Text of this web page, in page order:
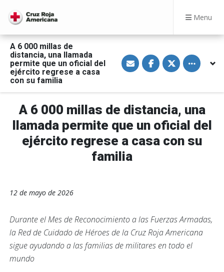
Menu
A 6 000 millas de
distancia, una llamada
permite que un oficial del
ejército regrese a casa
con su familia
S
h
a
v
a
E
a
S
h
a
o
F
a
e
o
o
S
h
a
o
T
w
t
e
r
Toggle
A 6 000 millas de distancia, una
llamada permite que un oficial del
ejército regrese a casa con su
familia
12 de mayo de 2026
Durante el Mes de Reconocimiento a las Fuerzas Armadas,
la Red de Cuidado de Héroes de la Cruz Roja Americana
sigue ayudando a las familias de militares en todo el
mundo